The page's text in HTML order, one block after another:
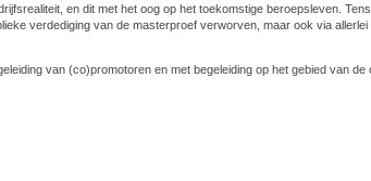
en dit met het oog op het toekomstige beroepsleven.
verdediging van de masterproef verworven, maar ook via
van (co)promotoren en met begeleiding op het gebied van de